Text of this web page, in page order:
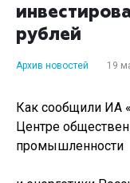
рублей
Архив новостей 19
Как сообщили ИА
Центре
промышленности